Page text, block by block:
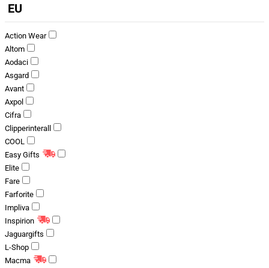
EU
Action Wear
Altom
Aodaci
Asgard
Avant
Axpol
Cifra
Clipperinterall
COOL
Easy Gifts
Elite
Fare
Farforite
Impliva
Inspirion
Jaguargifts
L-Shop
Macma